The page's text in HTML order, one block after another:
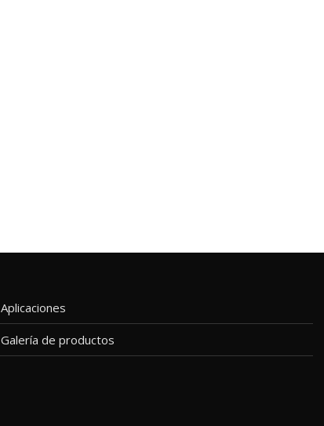
Aplicaciones
Galería de productos